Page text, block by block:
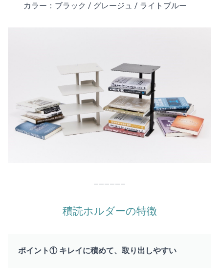
カラー：ブラック / グレージュ / ライトブルー
——————
積読ホルダーの特徴
ポイント① キレイに積めて、取り出しやすい